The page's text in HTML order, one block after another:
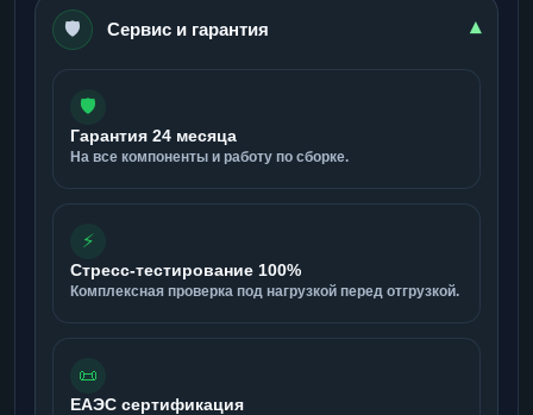
🛡️ Сервис и гарантия ▾
🛡️
Гарантия 24 месяца
На все компоненты и работу по сборке.
⚡
Стресс-тестирование 100%
Комплексная проверка под нагрузкой перед отгрузкой.
📜
ЕАЭС сертификация